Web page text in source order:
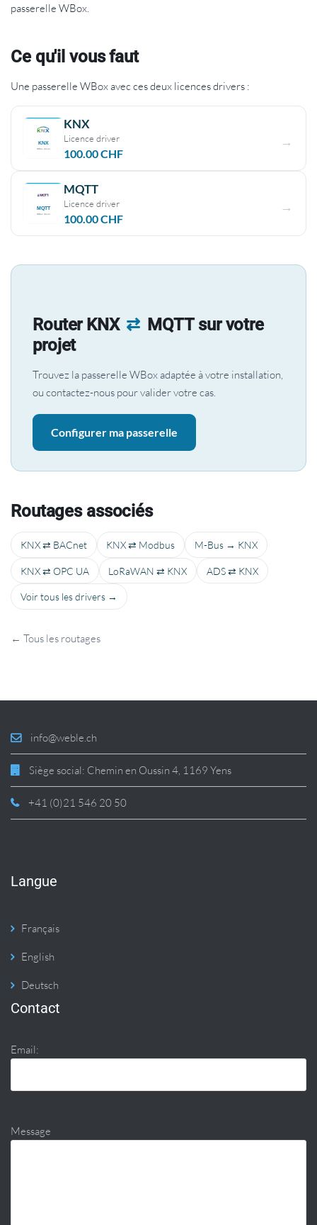
passerelle WBox.
Ce qu'il vous faut
Une passerelle WBox avec ces deux licences drivers :
KNX
Licence driver
100.00CHF
MQTT
Licence driver
100.00CHF
Router KNX ⇄ MQTT sur votre
projet
Trouvez la passerelle WBox adaptée à votre installation,
ou contactez-nous pour valider votre cas.
Configurer ma passerelle
Routages associés
KNX ⇄ BACnet KNX ⇄ Modbus M-Bus → KNX
KNX ⇄ OPC UA LoRaWAN ⇄ KNX ADS ⇄ KNX
Voir tous les drivers →
← Tous les routages
info@weble.ch
Siège social: Chemin en Oussin 4, 1169 Yens
+41 (0)21 546 20 50
Langue
Français
English
Deutsch
Contact
Email:
Message